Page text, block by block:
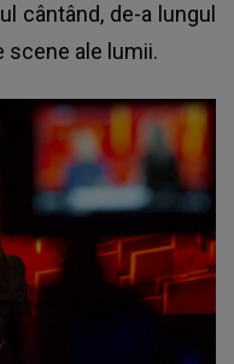
cântând, de-a lungul
scene ale lumii.